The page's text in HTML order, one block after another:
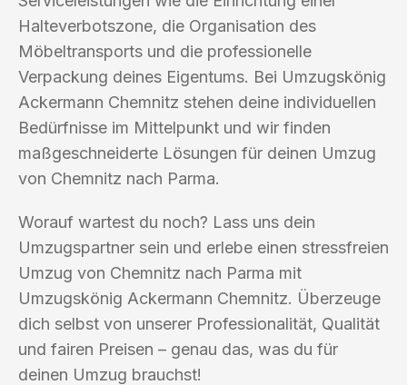
Halteverbotszone, die Organisation des
Möbeltransports und die professionelle
Verpackung deines Eigentums. Bei Umzugskönig
Ackermann Chemnitz stehen deine individuellen
Bedürfnisse im Mittelpunkt und wir finden
maßgeschneiderte Lösungen für deinen Umzug
von Chemnitz nach Parma.
Worauf wartest du noch? Lass uns dein
Umzugspartner sein und erlebe einen stressfreien
Umzug von Chemnitz nach Parma mit
Umzugskönig Ackermann Chemnitz. Überzeuge
dich selbst von unserer Professionalität, Qualität
und fairen Preisen – genau das, was du für
deinen Umzug brauchst!